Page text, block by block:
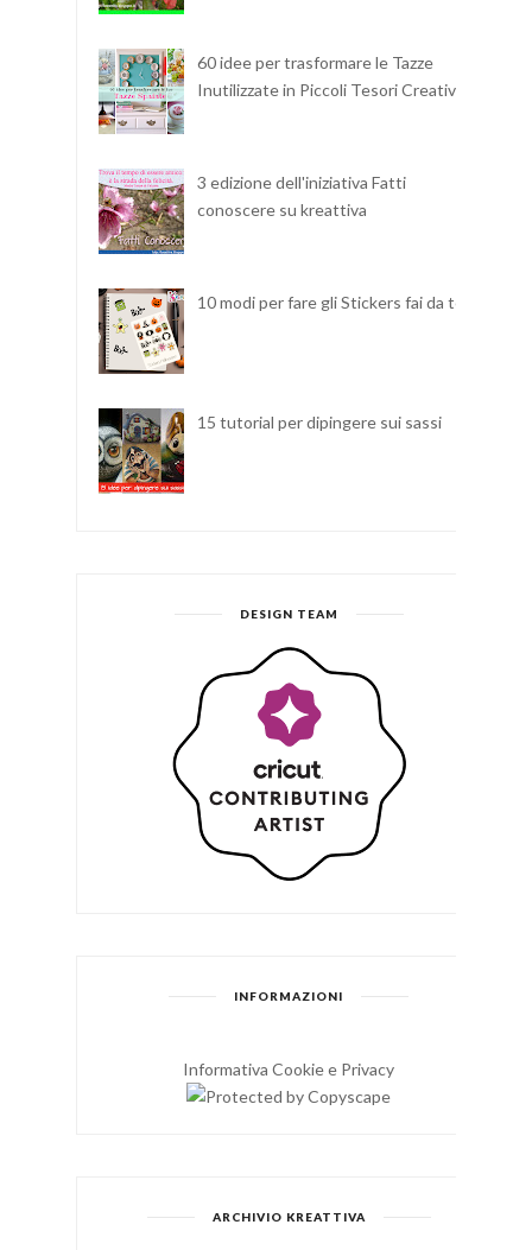
60 idee per trasformare le Tazze
Inutilizzate in Piccoli Tesori Creativi
3 edizione dell'iniziativa Fatti
conoscere su kreattiva
10 modi per fare gli Stickers fai da te
15 tutorial per dipingere sui sassi
DESIGN TEAM
INFORMAZIONI
Informativa Cookie e Privacy
ARCHIVIO KREATTIVA